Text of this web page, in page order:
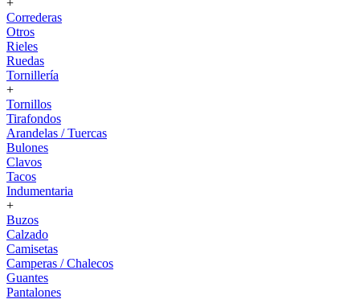
+
Correderas
Otros
Rieles
Ruedas
Tornillería
+
Tornillos
Tirafondos
Arandelas / Tuercas
Bulones
Clavos
Tacos
Indumentaria
+
Buzos
Calzado
Camisetas
Camperas / Chalecos
Guantes
Pantalones